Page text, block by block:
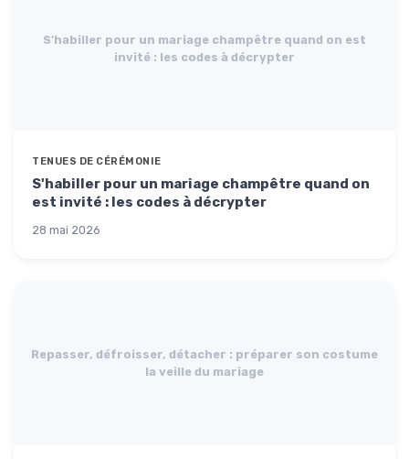
S'habiller pour un mariage champêtre quand on est
invité : les codes à décrypter
TENUES DE CÉRÉMONIE
S'habiller pour un mariage champêtre quand on
est invité : les codes à décrypter
28 mai 2026
Repasser, défroisser, détacher : préparer son costume
la veille du mariage